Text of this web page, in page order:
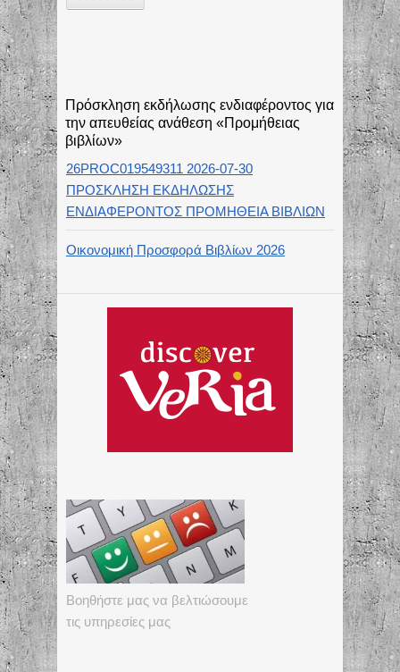
Πρόσκληση εκδήλωσης ενδιαφέροντος για
την απευθείας ανάθεση «Προμήθειας
βιβλίων»
26PROC019549311 2026-07-30
ΠΡΟΣΚΛΗΣΗ ΕΚΔΗΛΩΣΗΣ
ΕΝΔΙΑΦΕΡΟΝΤΟΣ ΠΡΟΜΗΘΕΙΑ ΒΙΒΛΙΩΝ
Οικονομική Προσφορά Βιβλίων 2026
Βοηθήστε μας να βελτιώσουμε
τις υπηρεσίες μας